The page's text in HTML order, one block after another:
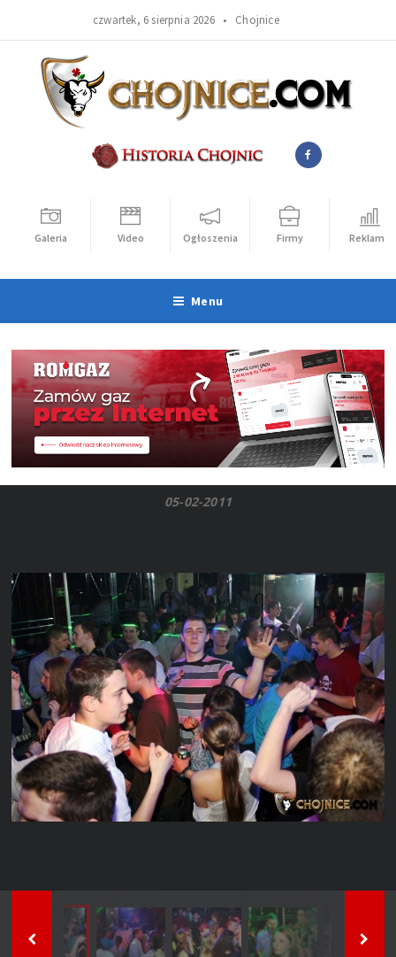
czwartek, 6 sierpnia 2026 • Chojnice
Galeria Video Ogłoszenia Firmy Reklama
Menu
05-02-2011